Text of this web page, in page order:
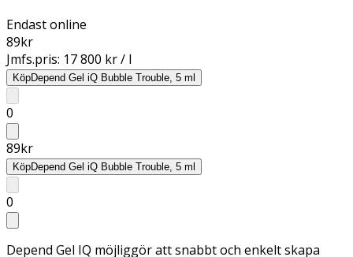
Endast online
89kr
Jmfs.pris: 17 800 kr / l
KöpDepend Gel iQ Bubble Trouble, 5 ml
0
89kr
KöpDepend Gel iQ Bubble Trouble, 5 ml
0
Depend Gel IQ möjliggör att snabbt och enkelt skapa